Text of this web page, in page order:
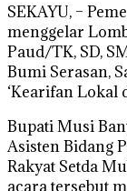
SEKAYU, –
menggelar
Paud/TK, SD,
Bumi Serasan,
‘Kearifan Lokal
Bupati Musi
Asisten Bidang
Rakyat Setda
acara tersebut